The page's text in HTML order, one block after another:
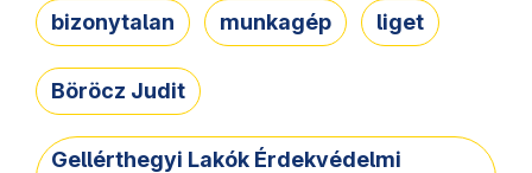
bizonytalan munkagép liget
Böröcz Judit
Gellérthegyi Lakók Érdekvédelmi